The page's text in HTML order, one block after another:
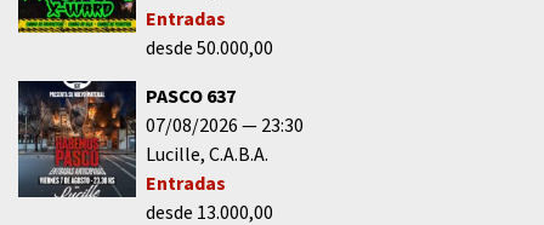
Entradas
desde 50.000,00
PASCO 637
07/08/2026
23:30
Lucille C.A.B.A.
Entradas
desde 13.000,00